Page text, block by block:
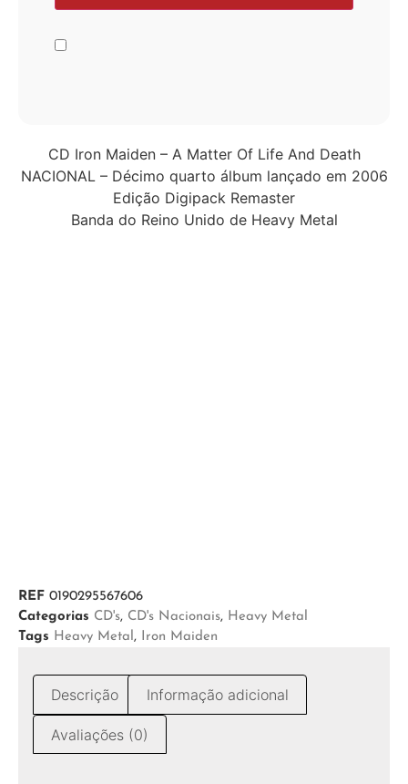
CD Iron Maiden – A Matter Of Life And Death
NACIONAL – Décimo quarto álbum lançado em 2006
Edição Digipack Remaster
Banda do Reino Unido de Heavy Metal
REF 0190295567606
Categorias CD's, CD's Nacionais, Heavy Metal
Tags Heavy Metal, Iron Maiden
Descrição Informação adicional
Avaliações (0)